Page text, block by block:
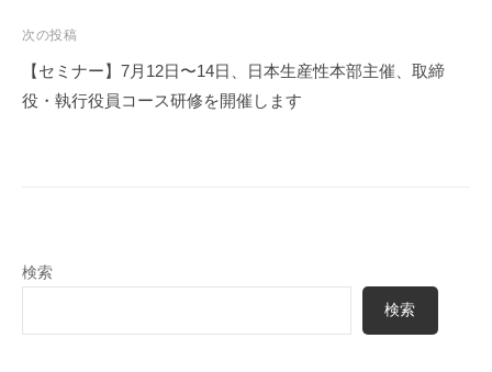
ー
シ
ョ
次の投稿
【セミナー】7月12日〜14日、日本生産性本部主催、取締
役・執行役員コース研修を開催します
検索
検索